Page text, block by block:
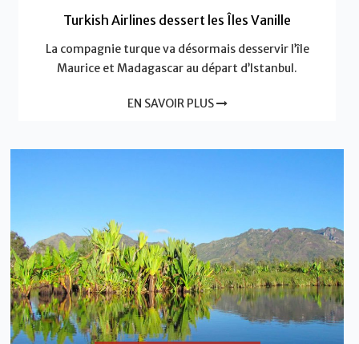
Turkish Airlines dessert les Îles Vanille
La compagnie turque va désormais desservir l’île
Maurice et Madagascar au départ d’Istanbul.
EN SAVOIR PLUS